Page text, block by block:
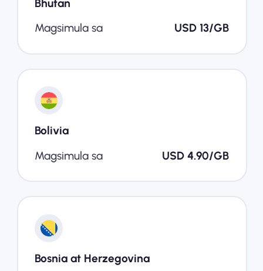
Bhutan
Magsimula sa
USD 13/GB
Bolivia
Magsimula sa
USD 4.90/GB
Bosnia at Herzegovina